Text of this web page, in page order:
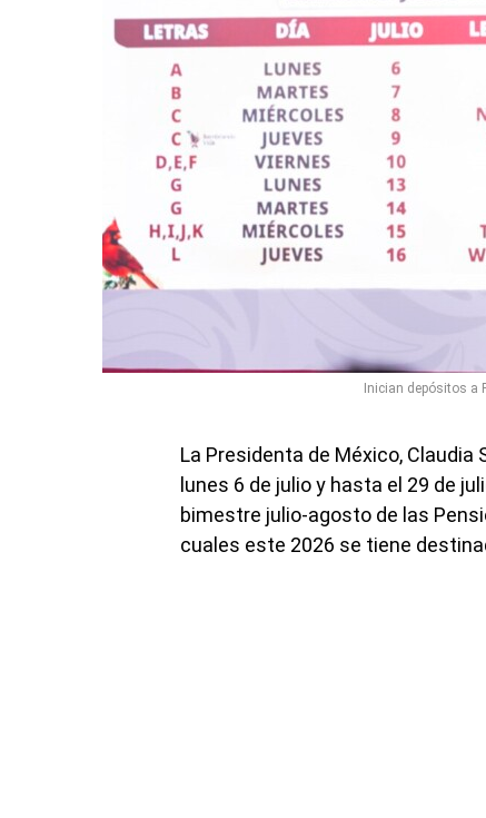
Inician depósitos a
La Presidenta de México, Claudia
lunes 6 de julio y hasta el 29 de
bimestre julio-agosto de las
cuales este 2026 se tiene